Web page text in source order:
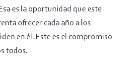
es la oportunidad que este
ofrecer cada año a los
en él. Este es el compromiso
todos.